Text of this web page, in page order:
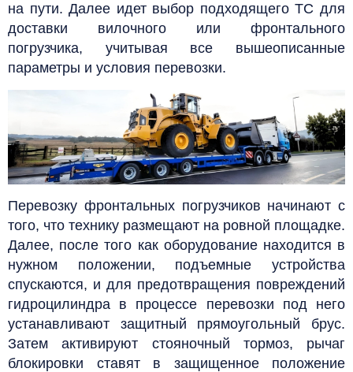
на пути. Далее идет выбор подходящего ТС для
доставки вилочного или фронтального
погрузчика, учитывая все вышеописанные
параметры и условия перевозки.
Перевозку фронтальных погрузчиков начинают с
того, что технику размещают на ровной площадке.
Далее, после того как оборудование находится в
нужном положении, подъемные устройства
спускаются, и для предотвращения повреждений
гидроцилиндра в процессе перевозки под него
устанавливают защитный прямоугольный брус.
Затем активируют стояночный тормоз, рычаг
блокировки ставят в защищенное положение